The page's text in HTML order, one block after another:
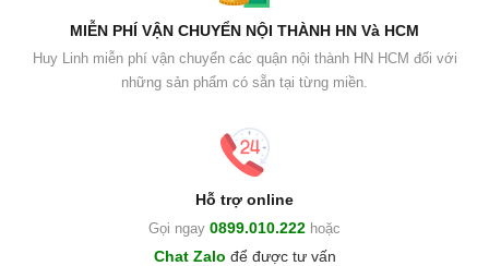
MIỄN PHÍ VẬN CHUYỂN NỘI THÀNH HN Và HCM
Huy Linh miễn phí vận chuyển các quận nội thành HN HCM đối với
những sản phẩm có sẵn tại từng miền.
Hỗ trợ online
Gọi ngay 0899.010.222 hoặc
Chat Zalo để được tư vấn